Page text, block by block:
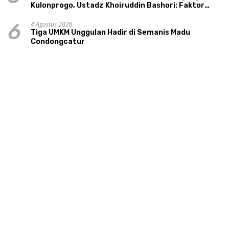
Kulonprogo, Ustadz Khoiruddin Bashori: Faktor
6
4 Agustus 2026
Tiga UMKM Unggulan Hadir di Semanis Madu
Condongcatur